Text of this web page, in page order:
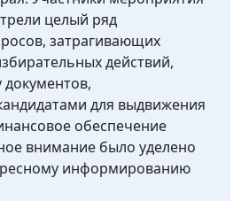
целый ряд
затрагивающих
действий,
для выдвижения
обеспечение
внимание было уделено
информированию